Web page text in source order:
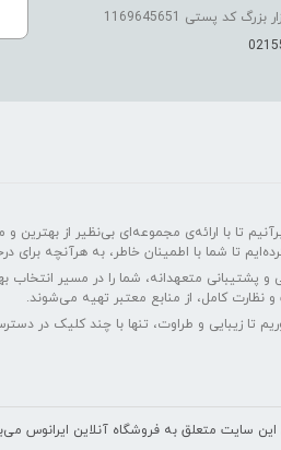
کد پستی 1169645651
تا با ارائه‌ی مجموعه‌ای بی‌نظیر از بهترین
تا شما با اطمینان خاطر، به هرآنچه
متعهدانه، شما را در مسیر انتخاب
نظارت کامل، از منابع معتبر تهیه می‌شوند.
تا زیبایی و طراوت، تنها با چند کلیک در
سايت متعلق به فروشگاه آنلاین ایرانوس